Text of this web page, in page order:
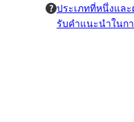
ประเภทที่หนึ่งแล
รับคำแนะนำในก